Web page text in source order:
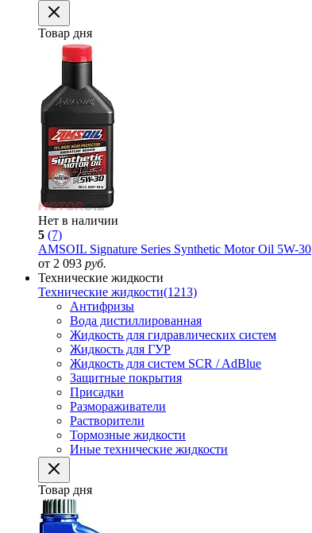
Товар дня
Нет в наличии
5 (7)
AMSOIL Signature Series Synthetic Motor Oil 5W-30
от 2 093 руб.
Технические жидкости
Технические жидкости(1213)
Антифризы
Вода дистиллированная
Жидкость для гидравлических систем
Жидкость для ГУР
Жидкость для систем SCR / AdBlue
Защитные покрытия
Присадки
Размораживатели
Растворители
Тормозные жидкости
Иные технические жидкости
Товар дня